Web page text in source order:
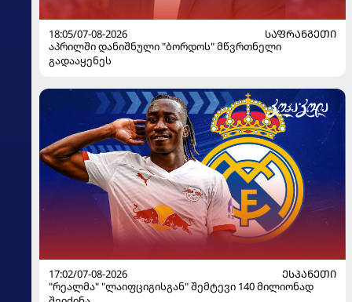
18:05/07-08-2026
ᲡᲐᲤᲠᲐᲜᲒᲔᲗᲘ
აპრილში დანიშნული "ბორდოს" მწვრთნელი
გადააყენეს
17:02/07-08-2026
ᲔᲡᲞᲐᲜᲔᲗᲘ
"რეალმა" "ლაიფციგისგან" შემტევი 140 მილიონად